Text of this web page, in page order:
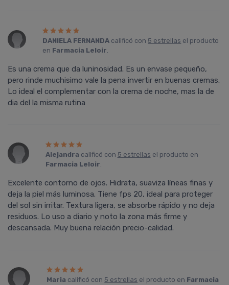
DANIELA FERNANDA calificó con 5 estrellas el producto
en Farmacia Leloir.
Es una crema que da luninosidad. Es un envase pequeño,
pero rinde muchisimo vale la pena invertir en buenas cremas.
Lo ideal el complementar con la crema de noche, mas la de
dia del la misma rutina
Alejandra calificó con 5 estrellas el producto en
Farmacia Leloir.
Excelente contorno de ojos. Hidrata, suaviza líneas finas y
deja la piel más luminosa. Tiene fps 20, ideal para proteger
del sol sin irritar. Textura ligera, se absorbe rápido y no deja
residuos. Lo uso a diario y noto la zona más firme y
descansada. Muy buena relación precio-calidad.
Maria calificó con 5 estrellas el producto en Farmacia